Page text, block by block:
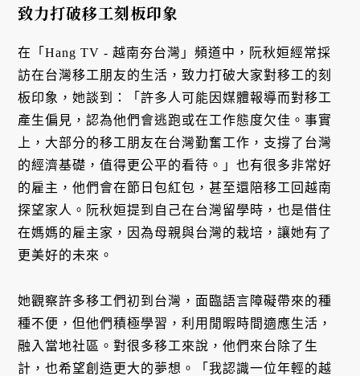
致力打破移工刻板印象
在「Hang TV - 越南夯台灣」頻道中，阮秋姮經常採
訪在台灣移工朋友的生活，致力打破大家對移工的刻
板印象，她談到：「許多人可能因媒體報導而對移工
產生偏見，認為他們會逃跑或在工作態度欠佳。事實
上，大部分的移工朋友在台灣勤奮工作，支撐了台灣
的經濟基礎，值得更公平的看待。」也有很多非常好
的雇主，他們會在節日包紅包，甚至還陪移工回越南
探望家人。阮秋姮提到自己在台灣留學時，也是借住
在媽媽的雇主家，因為母親與台灣的栽培，讓她有了
更美好的未來。
她觀察許多移工們初到台灣，面臨語言障礙帶來的種
種不便，但他們積極學習，利用閒暇時間適應生活，
融入當地社區。對很多移工來說，他們來台除了生
計，也希望創造更大的夢想。「我認識一位年輕的越